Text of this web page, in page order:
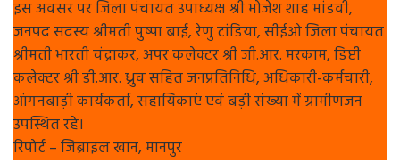
इस अवसर पर जिला पंचायत उपाध्यक्ष श्री भोजेश शाह मांडवी,
जनपद सदस्य श्रीमती पुष्पा बाई, रेणु टांडिया, सीईओ जिला पंचायत
श्रीमती भारती चंद्राकर, अपर कलेक्टर श्री जी.आर. मरकाम, डिप्टी
कलेक्टर श्री डी.आर. ध्रुव सहित जनप्रतिनिधि, अधिकारी-कर्मचारी,
आंगनबाड़ी कार्यकर्ता, सहायिकाएं एवं बड़ी संख्या में ग्रामीणजन
उपस्थित रहे।
रिपोर्ट – जिब्राइल खान, मानपुर